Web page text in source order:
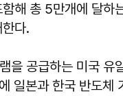
해 총 5만개에 달하
다.
을 공급하는 미국 유
일본과 한국 반도체